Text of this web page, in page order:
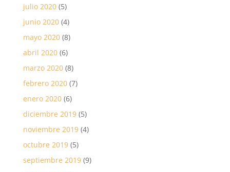
julio 2020(5)
junio 2020(4)
mayo 2020(8)
abril 2020(6)
marzo 2020(8)
febrero 2020(7)
enero 2020(6)
diciembre 2019(5)
noviembre 2019(4)
octubre 2019(5)
septiembre 2019(9)